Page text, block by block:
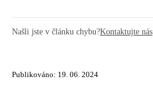
Našli jste v článku chybu?Kontaktujte nás
Publikováno: 19. 06. 2024